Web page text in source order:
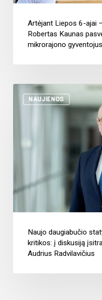
Artėjant Liepos 6-ajai
Robertas Kaunas
mikrorajono
NAUJIENOS
Naujo daugiabučio
kritikos: į diskusiją
Audrius Radvilavičius